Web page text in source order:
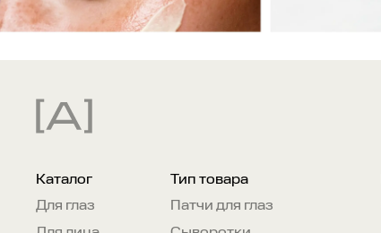
Каталог
Для глаз
Тип товара
Патчи для глаз